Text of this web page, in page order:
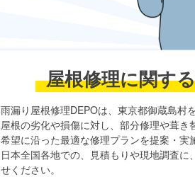
屋根修理に関する
雨漏り屋根修理DEPOは、東京都御蔵島村
屋根の劣化や損傷に対し、部分修理や葺
希望に沿った最適な修理プランを提案・実
日本全国各地での、見積もりや現地調査
せください。